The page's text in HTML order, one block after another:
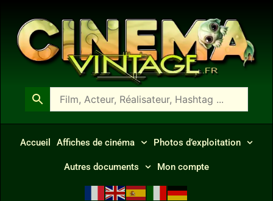
Accueil Affiches de cinéma Photos d’exploitation
Autres documents Mon compte